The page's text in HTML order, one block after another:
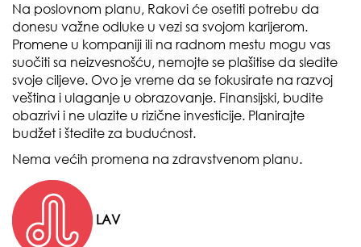
Na poslovnom planu, Rakovi će osetiti potrebu da
donesu važne odluke u vezi sa svojom karijerom.
Promene u kompaniji ili na radnom mestu mogu vas
suočiti sa neizvesnošću, nemojte se plašitise da sledite
svoje ciljeve. Ovo je vreme da se fokusirate na razvoj
veština i ulaganje u obrazovanje. Finansijski, budite
obazrivi i ne ulazite u rizične investicije. Planirajte
budžet i štedite za budućnost.
Nema većih promena na zdravstvenom planu.
LAV